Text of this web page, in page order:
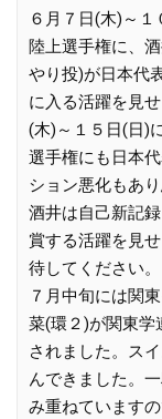
６月７日(木)～
陸上選手権に、
やり投)が日本代
に入る活躍を見
(木)～１５日(日)
選手権にも日本
ション悪化もあ
酒井は自己新記
賞する活躍を見
待してください。
７月中旬には関
菜(環２)が関東学
されました。ス
んできました。
み重ねています